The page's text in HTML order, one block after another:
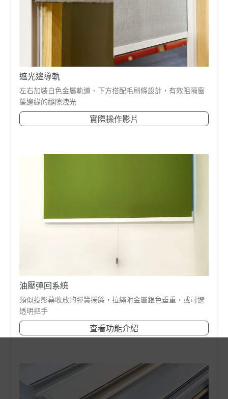
遮光邊導軌
左右加裝白色金屬軌道、下方搭配毛刷條設計，有效阻隔窗
簾邊緣的縫隙洩光
實際操作影片
油壓彈回系統
類似投影幕收放的彈簧捲簾，拉繩附金屬銀色垂重，或可選
透明把手
查看功能介紹